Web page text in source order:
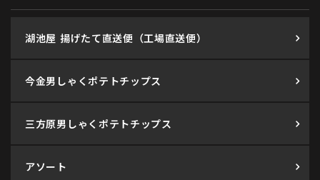
湖池屋 揚げたて直送便（工場直送便）
今金男しゃくポテトチップス
三方原男しゃくポテトチップス
アソート